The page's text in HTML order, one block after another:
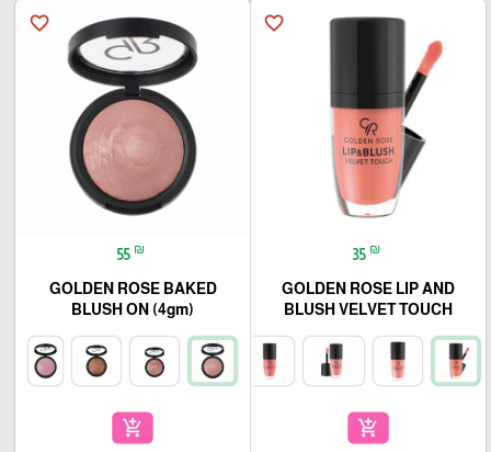
favorite_border
35 ₪
GOLDEN ROSE LIP AND
BLUSH VELVET TOUCH
add_shopping_cart
favorite_border
55 ₪
GOLDEN ROSE BAKED
BLUSH ON (4gm)
add_shopping_cart